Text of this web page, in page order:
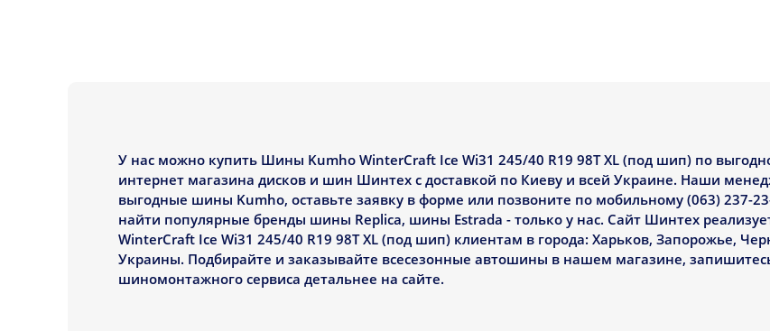
У нас можно купить Шины Kumho WinterCraft Ice Wi31 245/40 R19 98T XL (под шип) по
интернет магазина дисков и шин Шинтех с доставкой по Киеву и всей Украине. Наши
выгодные шины Kumho, оставьте заявку в форме или позвоните по мобильному (063) 237-
найти популярные бренды шины Replica, шины Estrada - только у нас. Сайт Шинтех
WinterCraft Ice Wi31 245/40 R19 98T XL (под шип) клиентам в города: Харьков, Запорожье,
Украины. Подбирайте и заказывайте всесезонные автошины в нашем магазине,
шиномонтажного сервиса детальнее на сайте.